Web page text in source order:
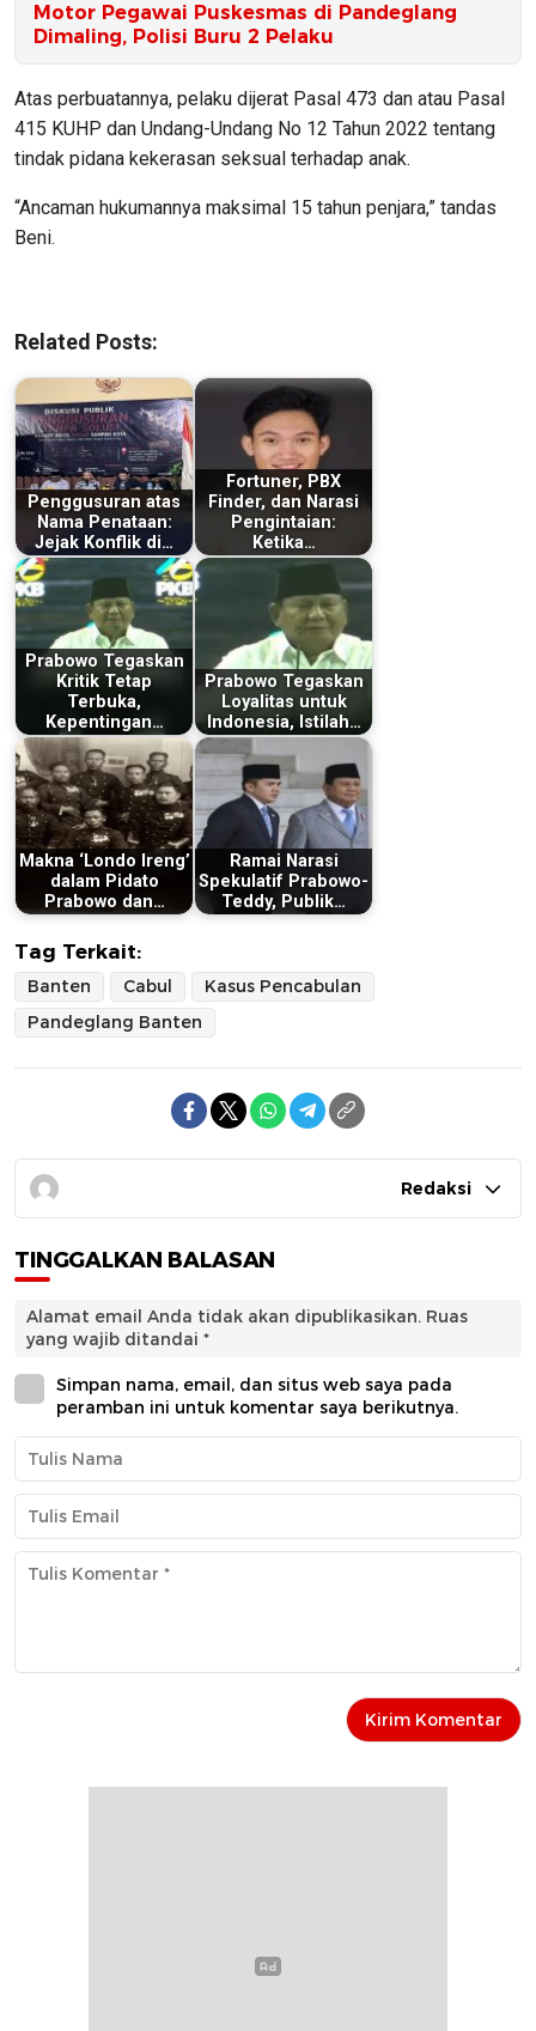
Motor Pegawai Puskesmas di Pandeglang
Dimaling, Polisi Buru 2 Pelaku
Atas perbuatannya, pelaku dijerat Pasal 473 dan atau Pasal
415 KUHP dan Undang-Undang No 12 Tahun 2022 tentang
tindak pidana kekerasan seksual terhadap anak.
“Ancaman hukumannya maksimal 15 tahun penjara,” tandas
Beni.
Related Posts:
Penggusuran atas
Nama Penataan:
Jejak Konflik di…
Fortuner, PBX
Finder, dan Narasi
Pengintaian:
Ketika…
Prabowo Tegaskan
Kritik Tetap
Terbuka,
Kepentingan…
Prabowo Tegaskan
Loyalitas untuk
Indonesia, Istilah…
Makna ‘Londo Ireng’
dalam Pidato
Prabowo dan…
Ramai Narasi
Spekulatif Prabowo-
Teddy, Publik…
Tag Terkait:
Banten Cabul
Kasus Pencabulan
Pandeglang Banten
Redaksi
TINGGALKAN BALASAN
Alamat email Anda tidak akan dipublikasikan. Ruas
yang wajib ditandai *
Simpan nama, email, dan situs web saya pada
peramban ini untuk komentar saya berikutnya.